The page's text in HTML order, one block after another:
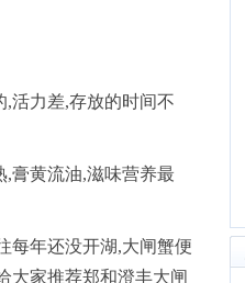
,活力差,存放的时间不
膏黄流油,滋味营养最
每年还没开湖,大闸蟹便
大家推荐郑和澄丰大闸